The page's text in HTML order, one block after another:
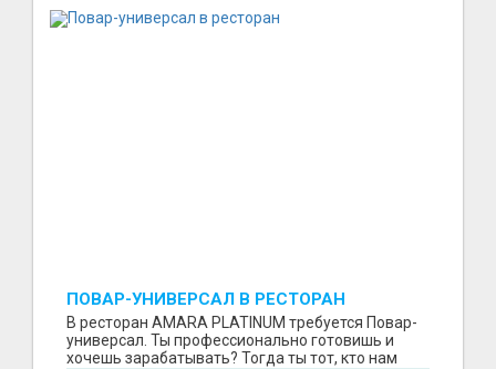
ПОВАР-УНИВЕРСАЛ В РЕСТОРАН
В ресторан AMARA PLATINUM требуется Повар-
универсал. Ты профессионально готовишь и
хочешь зарабатывать? Тогда ты тот, кто нам